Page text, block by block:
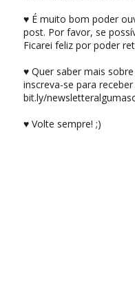
♥ É muito bom poder
post. Por favor, se
Ficarei feliz por poder
♥ Quer saber mais
inscreva-se para
bit.ly/
♥ Volte sempre! ;)